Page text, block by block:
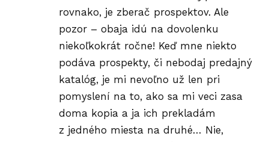
rovnako, je zberač prospektov. Ale
pozor – obaja idú na dovolenku
niekoľkokrát ročne! Keď mne niekto
podáva prospekty, či nebodaj predajný
katalóg, je mi nevoľno už len pri
pomyslení na to, ako sa mi veci zasa
doma kopia a ja ich prekladám
z jedného miesta na druhé… Nie,